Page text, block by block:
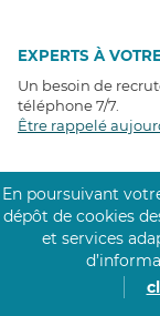
EXPERTS À
Un besoin de
téléphone 7/7
Être rappelé
T ÉMOIGNAGES
4,6/5
Avis
En poursuivant
dépôt de cookies
et services